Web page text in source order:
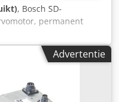
, Bosch SD-
permanent
is licht
gebruikssporen,
conform foto's, LET OP:
verzendkosten! LET
transport dienen apart
E U Hefx Ag Rea
Advertentie